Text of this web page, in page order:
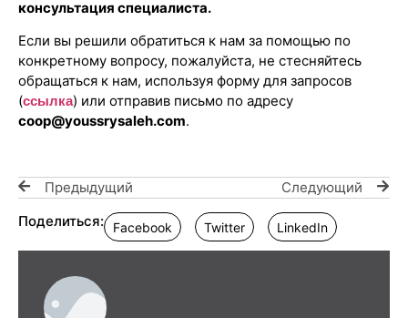
консультация специалиста.
Если вы решили обратиться к нам за помощью по
конкретному вопросу, пожалуйста, не стесняйтесь
обращаться к нам, используя форму для запросов
(ссылка) или отправив письмо по адресу
coop@youssrysaleh.com.
Предыдущий
Следующий
Поделиться:
Facebook Twitter LinkedIn